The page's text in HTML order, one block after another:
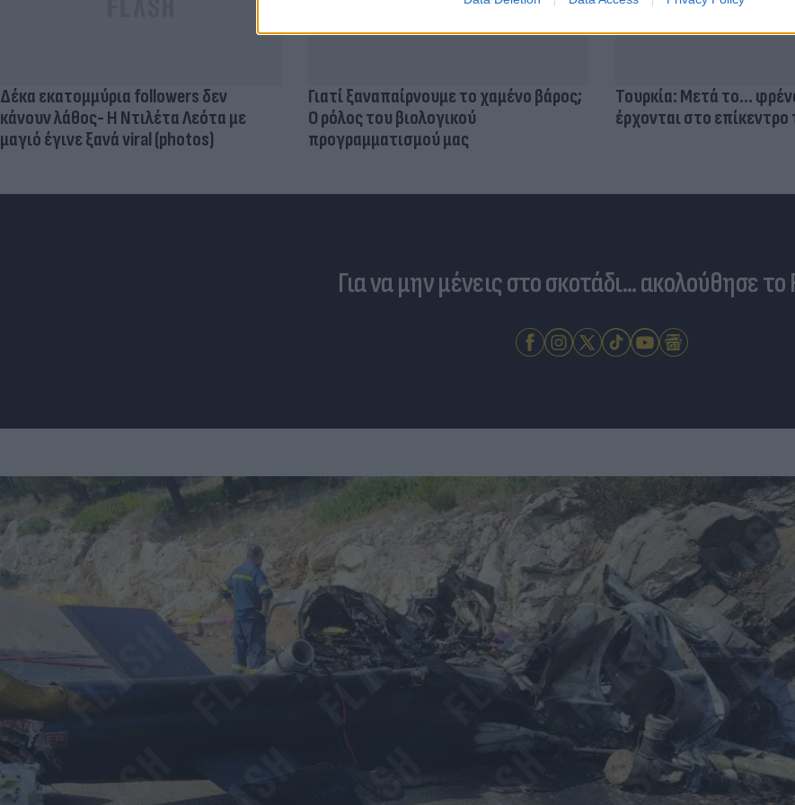
μαγιό έγινε ξανά viral (photos)
Γιατί ξαναπαίρνουμε το χαμένο βάρος;
προγραμματισμού μας
Τουρκία: Μετά το...
Για να μην μένεις στο σκοτάδι... ακολούθησε το